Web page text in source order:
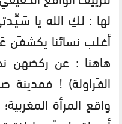
لها : لـكِ الله يا
أغـلب نسائنا يكشفـَن
هاهنا : عن ركضهن
الفـَراولة) !
واقع المرأة